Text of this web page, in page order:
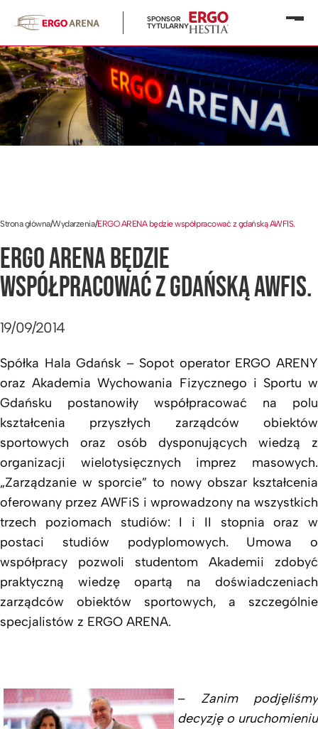
SPONSOR
TYTULARNY
Strona główna/Wydarzenia/ERGO ARENA będzie współpracować z gdańską AWFIS.
ERGO ARENA BĘDZIE
WSPÓŁPRACOWAĆ Z GDAŃSKĄ AWFIS.
19/09/2014
Spółka Hala Gdańsk – Sopot operator ERGO ARENY
oraz Akademia Wychowania Fizycznego i Sportu w
Gdańsku postanowiły współpracować na polu
kształcenia przyszłych zarządców obiektów
sportowych oraz osób dysponujących wiedzą z
organizacji wielotysięcznych imprez masowych.
„Zarządzanie w sporcie” to nowy obszar kształcenia
oferowany przez AWFiS i wprowadzony na wszystkich
trzech poziomach studiów: I i II stopnia oraz w
postaci studiów podyplomowych. Umowa o
współpracy pozwoli studentom Akademii zdobyć
praktyczną wiedzę opartą na doświadczeniach
zarządców obiektów sportowych, a szczególnie
specjalistów z ERGO ARENA.
– Zanim podjęliśmy
decyzję o uruchomieniu